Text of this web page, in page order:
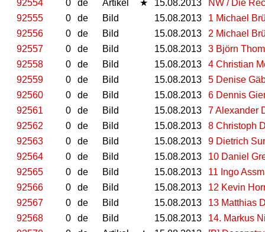
92554
0 de Artikel ★ 15.08.2013
NW / Die
92555
0 de Bild 15.08.2013
1 Michael
92556
0 de Bild 15.08.2013
2 Michael
92557
0 de Bild 15.08.2013
3 Björn Thom
92558
0 de Bild 15.08.2013
4 Christian
92559
0 de Bild 15.08.2013
5 Denise
92560
0 de Bild 15.08.2013
6 Dennis
92561
0 de Bild 15.08.2013
7 Alexander
92562
0 de Bild 15.08.2013
8 Christoph
92563
0 de Bild 15.08.2013
9 Dietrich
92564
0 de Bild 15.08.2013
10 Daniel
92565
0 de Bild 15.08.2013
11 Ingo
92566
0 de Bild 15.08.2013
12 Kevin
92567
0 de Bild 15.08.2013
13 Matthias
92568
0 de Bild 15.08.2013
14. Markus